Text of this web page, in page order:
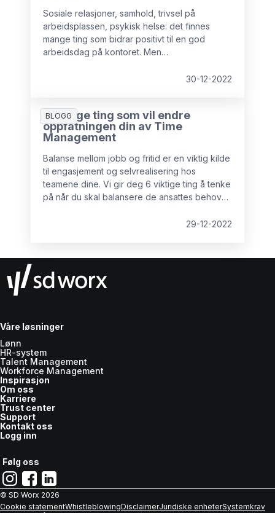
Sosiale relasjoner, samhold, trivsel på
arbeidsplassen, psykisk helse: det finnes
mange ting som bidrar positivt til en god
arbeidsdag på kontoret. Men
det nødvendig med justeringer som fremmer
30-12-2022
BLOGG
6 viktige ting som vil endre
oppfatningen din av Time
Management
Balanse mellom jobb og fritid er en viktig kilde
til engasjement og selvrealisering hos
teamene dine. Vi gir deg 6 viktige ting å tenke
på når du skal balansere de ansattes behov
29-12-2022
Våre løsninger
Lønn
HR-system
Talent Management
Workforce Management
Inspirasjon
Om oss
Karriere
Trust center
Support
Kontakt oss
Logg inn
Følg oss
© SD Worx 2026
Cookie statementWhistleblowingDisclaimerJuridiske enheterSystemkrav